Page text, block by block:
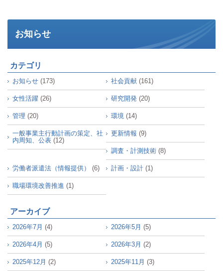
お知らせ
カテゴリ
お知らせ (173) 社会貢献 (161)
女性活躍 (26) 研究開発 (20)
管理 (20) 環境 (14)
一般事業主行動計画の策定、社
内周知、公表 (12)
更新情報 (9)
調査・計測技術 (8)
労働者派遣法（情報提供） (6) 計画・設計 (1)
職場環境改善推進 (1)
アーカイブ
2026年7月 (4) 2026年5月 (5)
2026年4月 (5) 2026年3月 (2)
2025年12月 (2) 2025年11月 (3)